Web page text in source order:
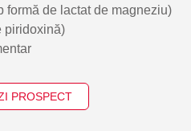
formă de lactat de magneziu)
piridoxină)
PROSPECT